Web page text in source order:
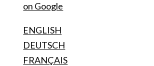
on Google
ENGLISH
DEUTSCH
FRANÇAIS